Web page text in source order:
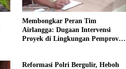
Membongkar Peran Tim
Airlangga: Dugaan Intervensi
Proyek di Lingkungan Pemprov
Reformasi Polri Bergulir, Heboh